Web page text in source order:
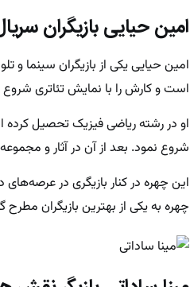
امین حیاییبازیگران
است و کارش را با نمایش تئاتری
شروع نمود. بعد از آن در آثار و
این چهره در کنار بازیگری در
چهره به یکی از بهترین بازیگران